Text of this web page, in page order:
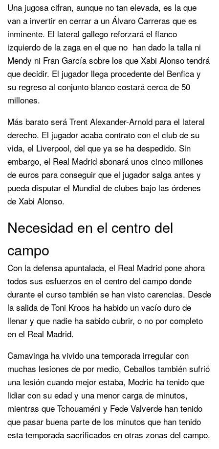
Una jugosa cifran, aunque no tan elevada, es la que
van a invertir en cerrar a un Álvaro Carreras que es
inminente. El lateral gallego reforzará el flanco
izquierdo de la zaga en el que no han dado la talla ni
Mendy ni Fran García sobre los que Xabi Alonso tendrá
que decidir. El jugador llega procedente del Benfica y
su regreso al conjunto blanco costará cerca de 50
millones.
Más barato será Trent Alexander-Arnold para el lateral
derecho. El jugador acaba contrato con el club de su
vida, el Liverpool, del que ya se ha despedido. Sin
embargo, el Real Madrid abonará unos cinco millones
de euros para conseguir que el jugador salga antes y
pueda disputar el Mundial de clubes bajo las órdenes
de Xabi Alonso.
Necesidad en el centro del
campo
Con la defensa apuntalada, el Real Madrid pone ahora
todos sus esfuerzos en el centro del campo donde
durante el curso también se han visto carencias. Desde
la salida de Toni Kroos ha habido un vacío duro de
llenar y que nadie ha sabido cubrir, o no por completo
en el Real Madrid.
Camavinga ha vivido una temporada irregular con
muchas lesiones de por medio, Ceballos también sufrió
una lesión cuando mejor estaba, Modric ha tenido que
lidiar con su edad y una menor carga de minutos,
mientras que Tchouaméni y Fede Valverde han tenido
que pasar buena parte de los minutos que han tenido
esta temporada sacrificados en otras zonas del campo.